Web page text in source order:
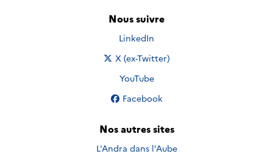
Nous suivre
Nous suivre sur
LinkedIn
Nous suivre sur
X (ex-Twitter)
Nous suivre sur
YouTube
Nous suivre sur
Facebook
Nos autres sites
L'Andra dans l'Aube